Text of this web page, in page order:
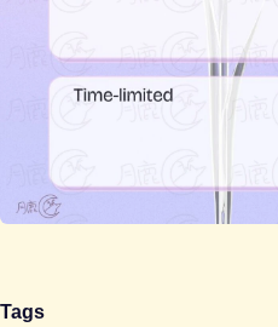
Tags